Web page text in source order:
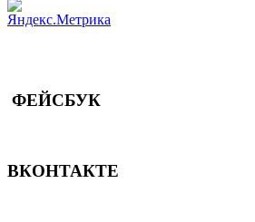
ФЕЙСБУК
ВКОНТАКТЕ